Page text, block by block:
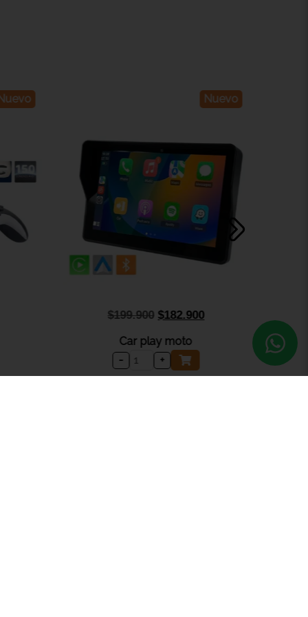
Nuevo Nuevo
$199.900 $182.900
Car play moto
-
+